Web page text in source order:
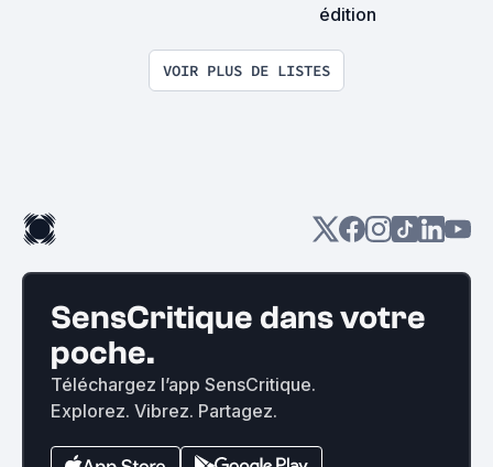
édition
VOIR PLUS DE LISTES
SensCritique dans votre
poche.
Téléchargez l’app SensCritique.
Explorez. Vibrez. Partagez.